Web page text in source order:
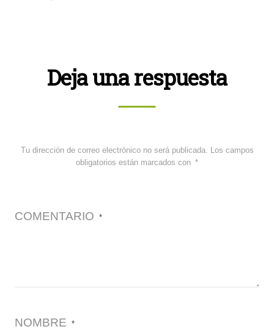
Deja una respuesta
Tu dirección de correo electrónico no será publicada.
Los campos
obligatorios están marcados con *
COMENTARIO *
NOMBRE *